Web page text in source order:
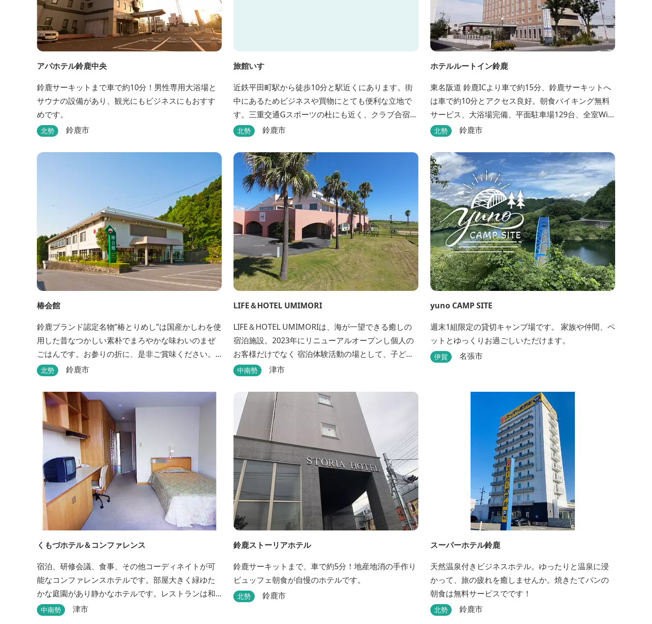
アパホテル鈴鹿中央
鈴鹿サーキットまで車で約10分！男性専用大浴場と
サウナの設備があり、観光にもビジネスにもおすす
めです。
北勢 鈴鹿市
旅館いすゞ
近鉄平田町駅から徒歩10分と駅近くにあります。街
中にあるためビジネスや買物にとても便利な立地で
す。三重交通Gスポーツの杜にも近く、クラブ合宿な
どに最適です。
北勢 鈴鹿市
ホテルルートイン鈴鹿
東名阪道 鈴鹿ICより車で約15分、鈴鹿サーキットへ
は車で約10分とアクセス良好。朝食バイキング無料
サービス、大浴場完備、平面駐車場129台、全室Wi-
Fi完備。ビジネスにも観光にもご利用頂ける快適なホ
北勢 鈴鹿市
椿会館
鈴鹿ブランド認定名物”椿とりめし”は国産かしわを使
用した昔なつかしい素朴でまろやかな味わいのまぜ
ごはんです。お参りの折に、是非ご賞味ください。
お土産・婚礼・研修・宿泊・ご宴会もご案内してお
北勢 鈴鹿市
LIFE＆HOTEL UMIMORI
LIFE＆HOTEL UMIMORIは、海が一望できる癒しの
宿泊施設。2023年にリニューアルオープンし個人の
お客様だけでなく 宿泊体験活動の場として、子ども
や青少年から大人の方まで、どなたでもご利用いた
るマリンアクティビティや併設する海の乗馬倶楽部
エルカバージョでの乗馬体験が可能！ 小中学生や団
体様向けに海の自然体験教室も開催しています...
中南勢 津市
yuno CAMP SITE
週末1組限定の貸切キャンプ場です。 家族や仲間、ペ
ットとゆっくりお過ごしいただけます。
伊賀 名張市
くもづホテル＆コンファレンス
宿泊、研修会議、食事、その他コーディネイトが可
能なコンファレンスホテルです。部屋大きく緑ゆた
かな庭園があり静かなホテルです。レストランは和
洋とも対応可能で、特にフランス料理（フルコー
中南勢 津市
鈴鹿ストーリアホテル
鈴鹿サーキットまで、車で約5分！地産地消の手作り
ビュッフェ朝食が自慢のホテルです。
北勢 鈴鹿市
スーパーホテル鈴鹿
天然温泉付きビジネスホテル。ゆったりと温泉に浸
かって、旅の疲れを癒しませんか。焼きたてパンの
朝食は無料サービスでです！
北勢 鈴鹿市